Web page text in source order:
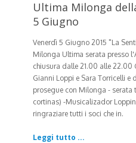
Ultima Milonga
5 Giugno
Venerdì 5 Giugno 2015 "La
Milonga Ultima serata presso
chiusura dalle 21.00 alle
Gianni Loppi e Sara Torricelli e
prosegue con Milonga -
cortinas) -Musicalizador
ringraziare tutti i soci che in.
Leggi tutto ...